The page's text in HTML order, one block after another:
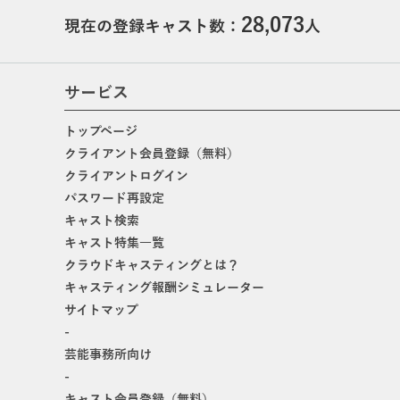
現在の登録キャスト数： 28,073人
サービス
トップページ
クライアント会員登録（無料）
クライアントログイン
パスワード再設定
キャスト検索
キャスト特集一覧
クラウドキャスティングとは？
キャスティング報酬シミュレーター
サイトマップ
-
芸能事務所向け
-